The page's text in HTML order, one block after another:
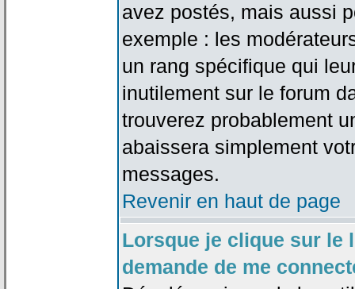
avez postés, mais aussi
exemple : les
un rang spécifique qui
inutilement sur le forum
trouverez probablement
abaissera simplement
messages.
Revenir en haut de page
Lorsque je clique sur le
demande de me